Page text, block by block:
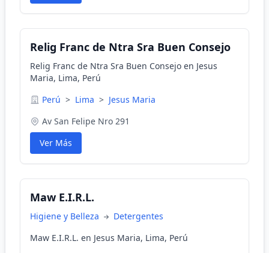
Relig Franc de Ntra Sra Buen Consejo
Relig Franc de Ntra Sra Buen Consejo en Jesus
Maria, Lima, Perú
Perú > Lima > Jesus Maria
Av San Felipe Nro 291
Ver Más
Maw E.I.R.L.
Higiene y Belleza
Detergentes
Maw E.I.R.L. en Jesus Maria, Lima, Perú